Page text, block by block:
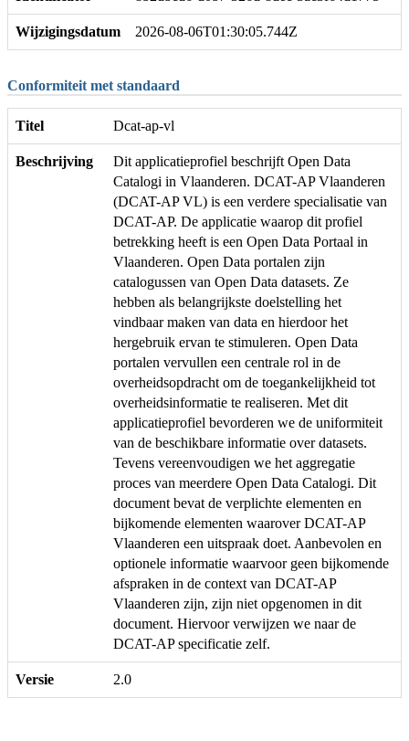
Wijzigingsdatum 2026-08-06T01:30:05.744Z
Conformiteit met standaard
Titel Dcat-ap-vl
Beschrijving
Dit applicatieprofiel beschrijft Open Data
Catalogi in Vlaanderen. DCAT-AP Vlaanderen
(DCAT-AP VL) is een verdere specialisatie van
DCAT-AP. De applicatie waarop dit profiel
betrekking heeft is een Open Data Portaal in
Vlaanderen. Open Data portalen zijn
catalogussen van Open Data datasets. Ze
hebben als belangrijkste doelstelling het
vindbaar maken van data en hierdoor het
hergebruik ervan te stimuleren. Open Data
portalen vervullen een centrale rol in de
overheidsopdracht om de toegankelijkheid tot
overheidsinformatie te realiseren. Met dit
applicatieprofiel bevorderen we de uniformiteit
van de beschikbare informatie over datasets.
Tevens vereenvoudigen we het aggregatie
proces van meerdere Open Data Catalogi. Dit
document bevat de verplichte elementen en
bijkomende elementen waarover DCAT-AP
Vlaanderen een uitspraak doet. Aanbevolen en
optionele informatie waarvoor geen bijkomende
afspraken in de context van DCAT-AP
Vlaanderen zijn, zijn niet opgenomen in dit
document. Hiervoor verwijzen we naar de
DCAT-AP specificatie zelf.
Versie 2.0